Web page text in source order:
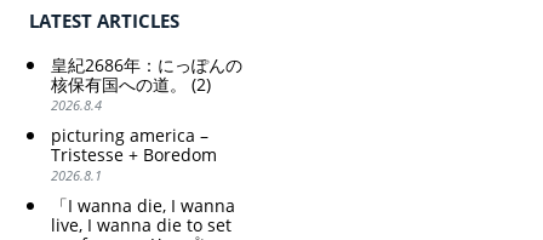
Pavilion. Racist and
poor women.
Strengthening of
conservative Japanese
of the family registration
system. Reinforcement of
ideology.
相「円安で外為特
会ホクホク」 為
替メリットを強調
Finance Minister
KATAYAMA Satsuki
immediately! Today: 1
US$ = 163 Yen. The
Draining Their Own Yen.
Prime Minister
LATEST ARTICLES
皇紀2686年：にっぽんの
核保有国への道。 (2)
2026.8.4
picturing america –
Tristesse + Boredom
2026.8.1
「I wanna die, I wanna
live, I wanna die to set